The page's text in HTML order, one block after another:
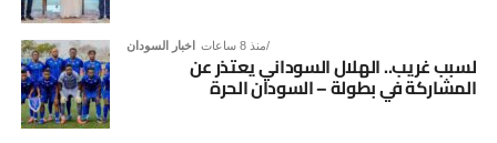
اخبار السودان منذ 8 ساعات
لسبب غريب.. الهلال السوداني يعتذر عن
المشاركة في بطولة – السودان الحرة